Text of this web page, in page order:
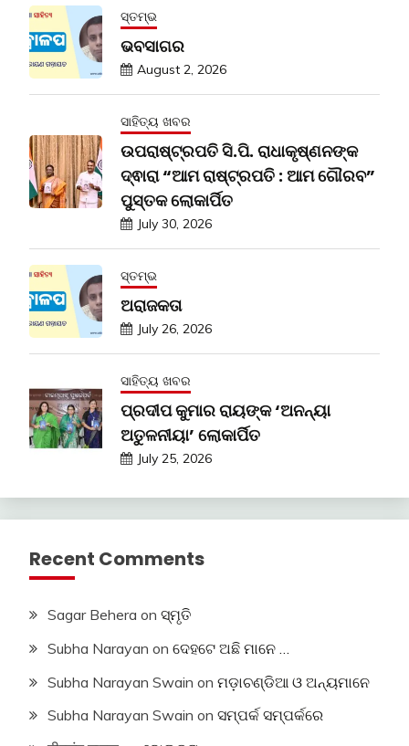
ସ୍ତମ୍ଭ
ଭବସାଗର
August 2, 2026
ସାହିତ୍ୟ ଖବର
ଉପରାଷ୍ଟ୍ରପତି ସି.ପି. ରାଧାକୃଷ୍ଣନଙ୍କ
ଦ୍ଵାରା “ଆମ ରାଷ୍ଟ୍ରପତି : ଆମ ଗୌରବ”
ପୁସ୍ତକ ଲୋକାର୍ପିତ
July 30, 2026
ସ୍ତମ୍ଭ
ଅରାଜକତା
July 26, 2026
ସାହିତ୍ୟ ଖବର
ପ୍ରଦୀପ କୁମାର ରାୟଙ୍କ ‘ଅନନ୍ୟା
ଅତୁଳନୀୟା’ ଲୋକାର୍ପିତ
July 25, 2026
Recent Comments
Sagar Behera on ସ୍ମୃତି
Subha Narayan on ଦେହଟେ ଅଛି ମାନେ …
Subha Narayan Swain on ମଡ଼ାଚଣ୍ଡିଆ ଓ ଅନ୍ୟମାନେ
Subha Narayan Swain on ସମ୍ପର୍କ ସମ୍ପର୍କରେ